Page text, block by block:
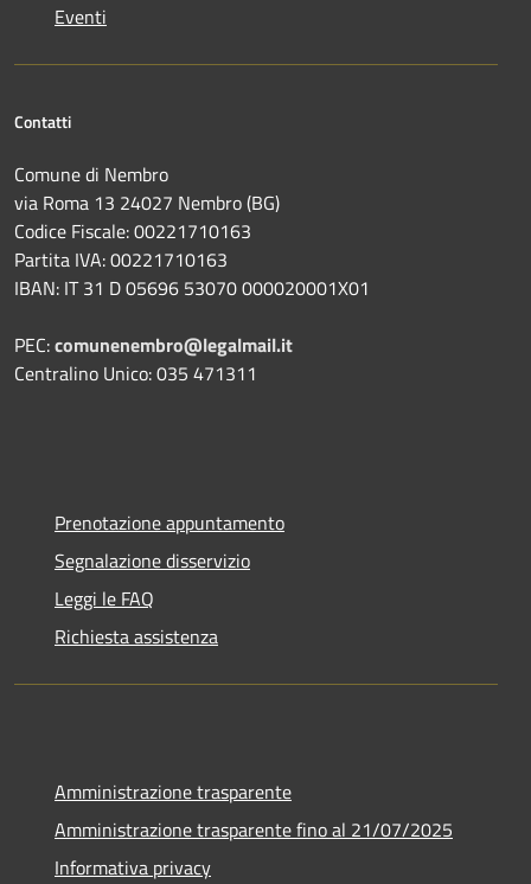
Eventi
Contatti
Comune di Nembro
via Roma 13 24027 Nembro (BG)
Codice Fiscale: 00221710163
Partita IVA: 00221710163
IBAN: IT 31 D 05696 53070 000020001X01
PEC:comunenembro@legalmail.it
Centralino Unico: 035 471311
Prenotazione appuntamento
Segnalazione disservizio
Leggi le FAQ
Richiesta assistenza
Amministrazione trasparente
Amministrazione trasparente fino al 21/07/2025
Informativa privacy